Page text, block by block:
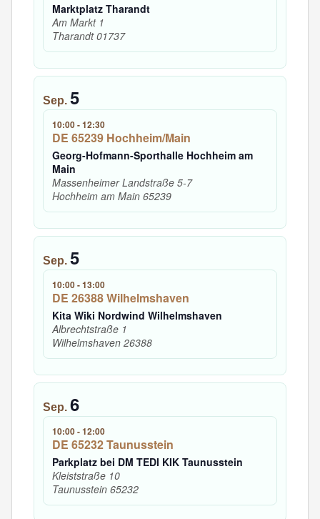
Marktplatz Tharandt
Am Markt 1
Tharandt01737
Sep. 5
10:00-12:30
DE 65239 Hochheim/Main
Georg-Hofmann-Sporthalle Hochheim am
Main
Massenheimer Landstraße 5-7
Hochheim am Main 65239
Sep. 5
10:00-13:00
DE 26388 Wilhelmshaven
Kita Wiki Nordwind Wilhelmshaven
Albrechtstraße 1
Wilhelmshaven 26388
Sep. 6
10:00-12:00
DE 65232 Taunusstein
Parkplatz bei DM TEDI KIK Taunusstein
Kleiststraße 10
Taunusstein 65232